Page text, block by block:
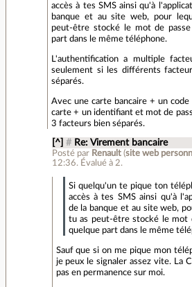
accès à tes SMS ainsi qu'à
banque et au site web, pour
peut-être stocké le mot de passe
part dans le même téléphone.
L'authentification a multiple
seulement si les différents
séparés.
Avec une carte bancaire + un
carte + un identifiant et mot de
3 facteurs bien séparés.
[^] # Re: Virement bancaire
Posté par Renault(site web
12:36. Évalué à 2.
Si quelqu'un te pique ton
accès à tes SMS ainsi qu'à
de la banque et au site web,
tu as peut-être stocké le mot
quelque part dans le même
Sauf que si on me pique mon
je peux le signaler assez vite. La
pas en permanence sur moi.